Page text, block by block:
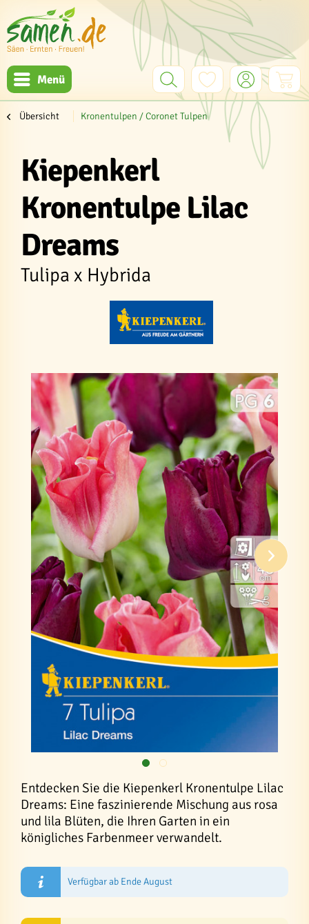
Menü
Übersicht Kronentulpen / Coronet Tulpen
Kiepenkerl
Kronentulpe Lilac
Dreams
Tulipa x Hybrida
Entdecken Sie die Kiepenkerl Kronentulpe Lilac
Dreams: Eine faszinierende Mischung aus rosa
und lila Blüten, die Ihren Garten in ein
königliches Farbenmeer verwandelt.
Verfügbar ab Ende August